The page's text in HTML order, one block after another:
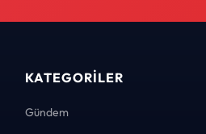
KATEGORILER
Gündem